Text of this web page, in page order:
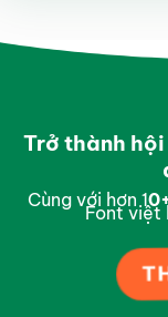
Trở thành hội
Cùng với hơn 10
Font việt